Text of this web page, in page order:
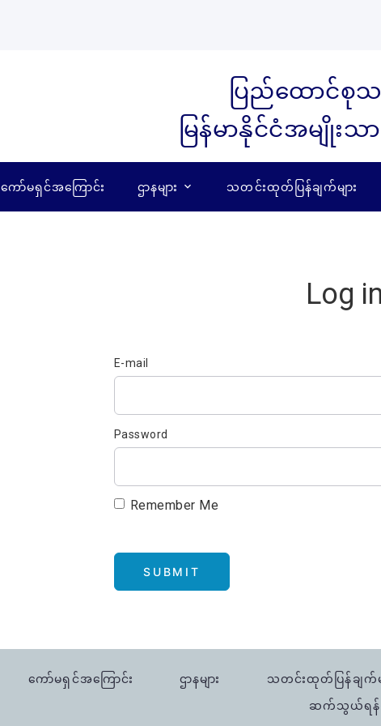
ပြည်ထောင်စုသ
မြန်မာနိုင်ငံအမျိုး
ကော်မရှင်အကြောင်း ဌာနများ သတင်းထုတ်ပြန်ချက်များ
Log in
E-mail
Password
Remember Me
SUBMIT
ကော်မရှင်အကြောင်း ဌာနများ သတင်းထုတ်ပြန်ချက်မ
ဆက်သွယ်ရန်